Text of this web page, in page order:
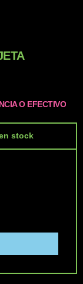
O EFECTIVO
stock